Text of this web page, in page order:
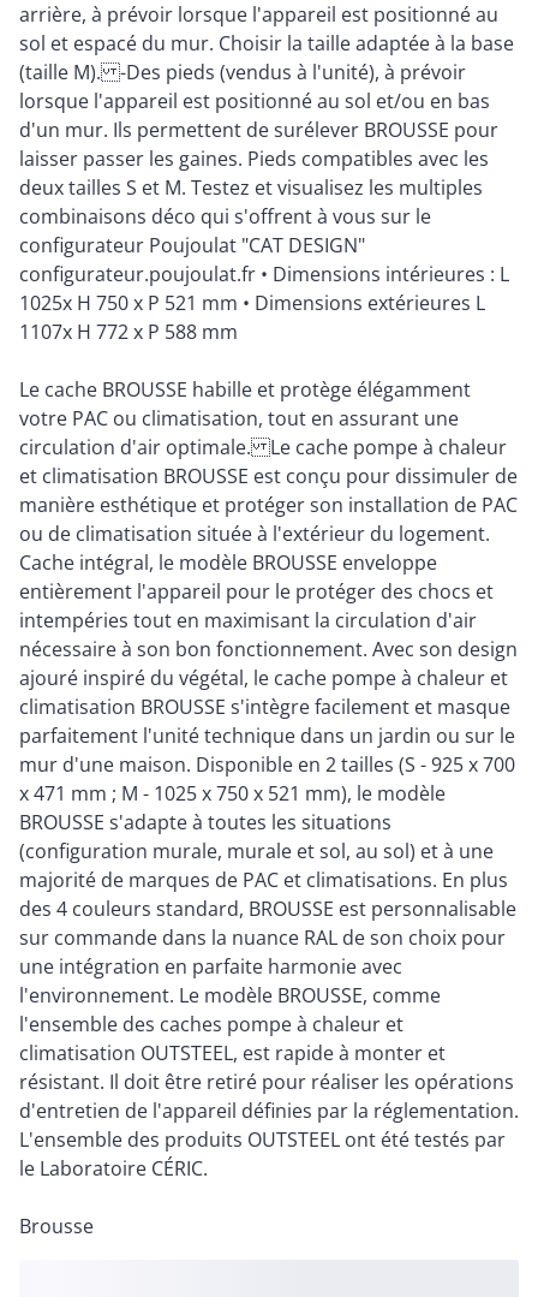
arrière, à prévoir lorsque l'appareil est positionné au
sol et espacé du mur. Choisir la taille adaptée à la base
(taille M). -Des pieds (vendus à l'unité), à prévoir
lorsque l'appareil est positionné au sol et/ou en bas
d'un mur. Ils permettent de surélever BROUSSE pour
laisser passer les gaines. Pieds compatibles avec les
deux tailles S et M. Testez et visualisez les multiples
combinaisons déco qui s'offrent à vous sur le
configurateur Poujoulat "CAT DESIGN"
configurateur.poujoulat.fr • Dimensions intérieures : L
1025x H 750 x P 521 mm • Dimensions extérieures L
1107x H 772 x P 588 mm
Le cache BROUSSE habille et protège élégamment
votre PAC ou climatisation, tout en assurant une
circulation d'air optimale. Le cache pompe à chaleur
et climatisation BROUSSE est conçu pour dissimuler de
manière esthétique et protéger son installation de PAC
ou de climatisation située à l'extérieur du logement.
Cache intégral, le modèle BROUSSE enveloppe
entièrement l'appareil pour le protéger des chocs et
intempéries tout en maximisant la circulation d'air
nécessaire à son bon fonctionnement. Avec son design
ajouré inspiré du végétal, le cache pompe à chaleur et
climatisation BROUSSE s'intègre facilement et masque
parfaitement l'unité technique dans un jardin ou sur le
mur d'une maison. Disponible en 2 tailles (S - 925 x 700
x 471 mm ; M - 1025 x 750 x 521 mm), le modèle
BROUSSE s'adapte à toutes les situations
(configuration murale, murale et sol, au sol) et à une
majorité de marques de PAC et climatisations. En plus
des 4 couleurs standard, BROUSSE est personnalisable
sur commande dans la nuance RAL de son choix pour
une intégration en parfaite harmonie avec
l'environnement. Le modèle BROUSSE, comme
l'ensemble des caches pompe à chaleur et
climatisation OUTSTEEL, est rapide à monter et
résistant. Il doit être retiré pour réaliser les opérations
d'entretien de l'appareil définies par la réglementation.
L'ensemble des produits OUTSTEEL ont été testés par
le Laboratoire CÉRIC.
Brousse